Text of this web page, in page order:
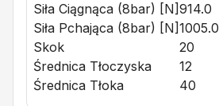
Siła Ciągnąca (8bar) [N]914.0
Siła Pchająca (8bar) [N]1005.0
Skok
20
Średnica Tłoczyska
12
Średnica Tłoka
40